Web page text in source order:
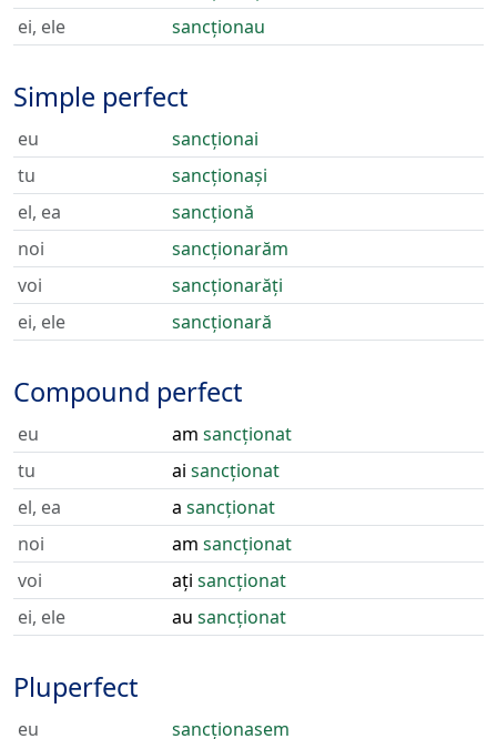
ei, ele
sancționau
Simple perfect
eu
sancționai
tu
sancționași
el, ea
sancționă
noi
sancționarăm
voi
sancționarăți
ei, ele
sancționară
Compound perfect
eu am sancționat
tu
ai sancționat
el, ea
a sancționat
noi
am sancționat
voi
ați sancționat
ei, ele
au sancționat
Pluperfect
eu
sancționasem